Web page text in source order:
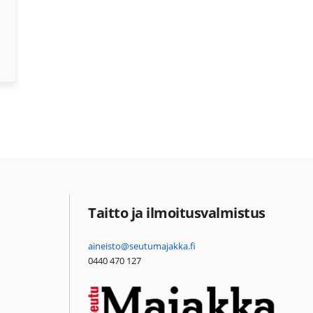
Taitto ja ilmoitusvalmistus
aineisto@seutumajakka.fi
0440 470 127